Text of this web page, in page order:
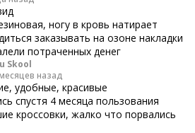
ногу в кровь натирает
заказывать на озоне накладки
потраченных денег
Skool
назад
удобные, красивые
спустя 4 месяца пользования
кроссовки, жалко что порвались